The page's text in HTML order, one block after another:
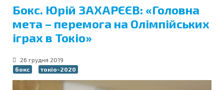
Бокс. Юрій ЗАХАРЄЄВ: «Головна
мета – перемога на Олімпійських
іграх в Токіо»
26 грудня 2019
бокс
токіо-2020